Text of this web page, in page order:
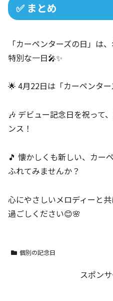
✅ まとめ
「カーペンターズの日」は
特別な一日🎤✨
🌟 4月22日は「カーペンタ
🎶 デビュー記念日を祝って
ンス！
🎵 懐かしくも新しい、カー
ふれてみませんか？
心にやさしいメロディーと
過ごしください😊🌸
個別の記念日
スポン